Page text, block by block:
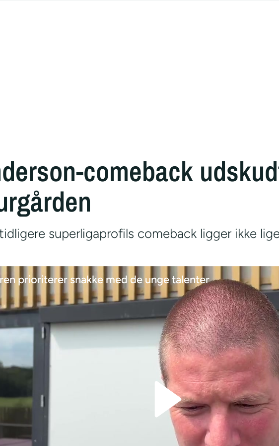
comeback
superligaprofils comeback ligger ikke
prioriterer snakke med de unge talenter